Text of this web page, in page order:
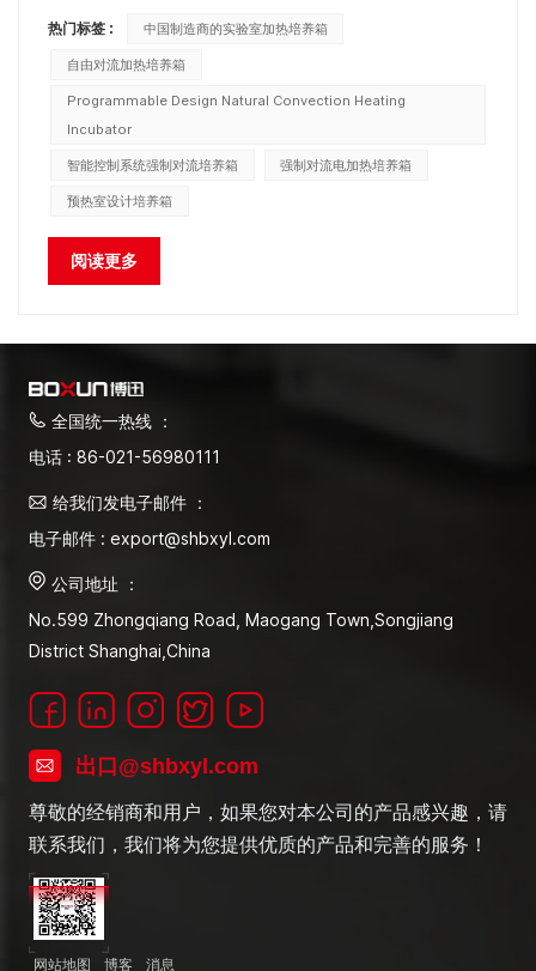
噪音大 如果电恒温培养箱配有风扇，可能有异物进入风扇，或者
风扇轴承缺油。只需清除异物或向轴承添加润滑油即可。如...
热门标签 : 中国制造商的实验室加热培养箱
自由对流加热培养箱
Programmable Design Natural Convection Heating
Incubator
智能控制系统强制对流培养箱 强制对流电加热培养箱
预热室设计培养箱
阅读更多
全国统一热线 ：
电话 : 86-021-56980111
给我们发电子邮件 ：
电子邮件 : export@shbxyl.com
公司地址 ：
No.599 Zhongqiang Road, Maogang Town,Songjiang
District Shanghai,China
出口@shbxyl.com
尊敬的经销商和用户，如果您对本公司的产品感兴趣，请
联系我们，我们将为您提供优质的产品和完善的服务！
网站地图 博客 消息